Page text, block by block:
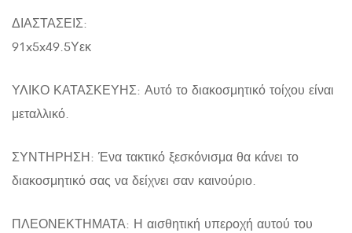
ΔΙΑΣΤΑΣΕΙΣ:
91x5x49.5Υεκ
ΥΛΙΚΟ ΚΑΤΑΣΚΕΥΗΣ: Αυτό το διακοσμητικό τοίχου είναι
μεταλλικό.
ΣΥΝΤΗΡΗΣΗ: Ένα τακτικό ξεσκόνισμα θα κάνει το
διακοσμητικό σας να δείχνει σαν καινούριο.
ΠΛΕΟΝΕΚΤΗΜΑΤΑ: Η αισθητική υπεροχή αυτού του